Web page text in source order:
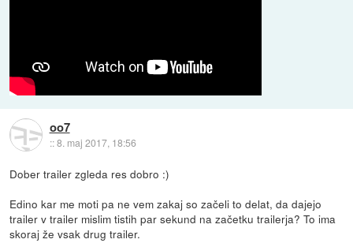
oo7
::8. maj 2017, 18:56
Dober trailer zgleda res dobro :)
Edino kar me moti pa ne vem zakaj so začeli to delat, da dajejo
trailer v trailer mislim tistih par sekund na začetku trailerja? To ima
skoraj že vsak drug trailer.